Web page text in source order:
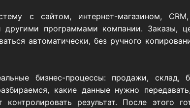
с сайтом, интернет-магазином,
программами компании. Заказы,
автоматически, без ручного
бизнес-процессы: продажи, склад,
какие данные нужно
результат. После этого